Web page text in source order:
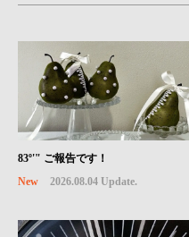
83º'" ご報告です！
New
2026.08.04 Update.